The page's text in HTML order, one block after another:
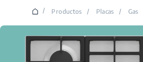
/ Productos / Placas / Gas